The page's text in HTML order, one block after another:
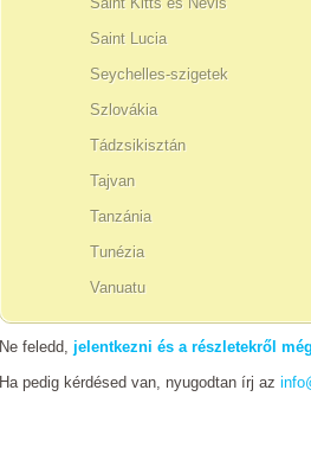
Saint Lucia
Seychelles-szigetek
Szlovákia
Tádzsikisztán
Tajvan
Tanzánia
Tunézia
Vanuatu
Ne feledd, jelentkezni és a részletekről
Ha pedig kérdésed van, nyugodtan írj az